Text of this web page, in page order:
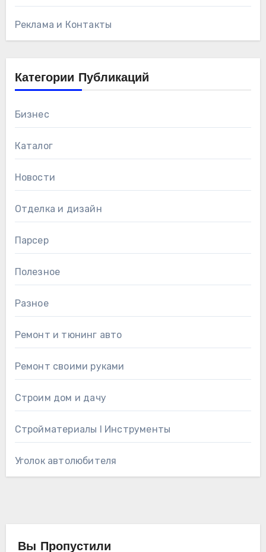
Реклама и Контакты
Категории Публикаций
Бизнес
Каталог
Новости
Отделка и дизайн
Парсер
Полезное
Разное
Ремонт и тюнинг авто
Ремонт своими руками
Строим дом и дачу
Стройматериалы l Инструменты
Уголок автолюбителя
Вы Пропустили